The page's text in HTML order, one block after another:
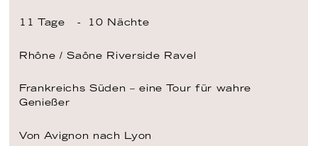
11 Tage 10 Nächte
Rhône / Saône Riverside Ravel
Frankreichs Süden – eine Tour für wahre
Genießer
Von Avignon nach Lyon